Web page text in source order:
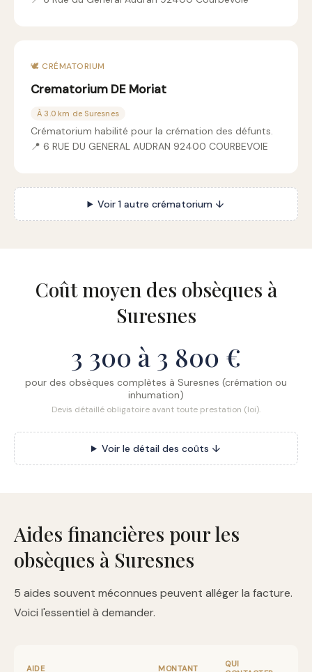
🕊️ CRÉMATORIUM
Crematorium DE Moriat
À 3.0 km de Suresnes
Crématorium habilité pour la crémation des défunts.
📍 6 RUE DU GENERAL AUDRAN 92400 COURBEVOIE
Voir 1 autre crématorium ↓
Coût moyen des obsèques à
Suresnes
3 300 à 3 800 €
pour des obsèques complètes à Suresnes (crémation ou
inhumation)
Devis détaillé obligatoire avant toute prestation (loi).
Voir le détail des coûts ↓
Aides financières pour les
obsèques à Suresnes
5 aides souvent méconnues peuvent alléger la facture.
Voici l'essentiel à demander.
AIDE MONTANT
QUI